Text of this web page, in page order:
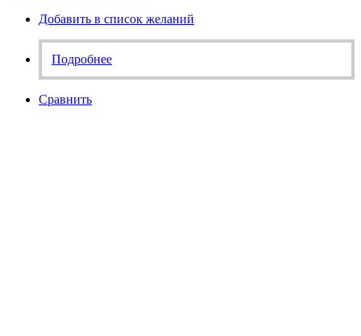
Добавить в список желаний
Подробнее
Сравнить